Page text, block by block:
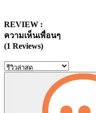
REVIEW :
ความเห็นเพื่อนๆ
(1 Reviews)